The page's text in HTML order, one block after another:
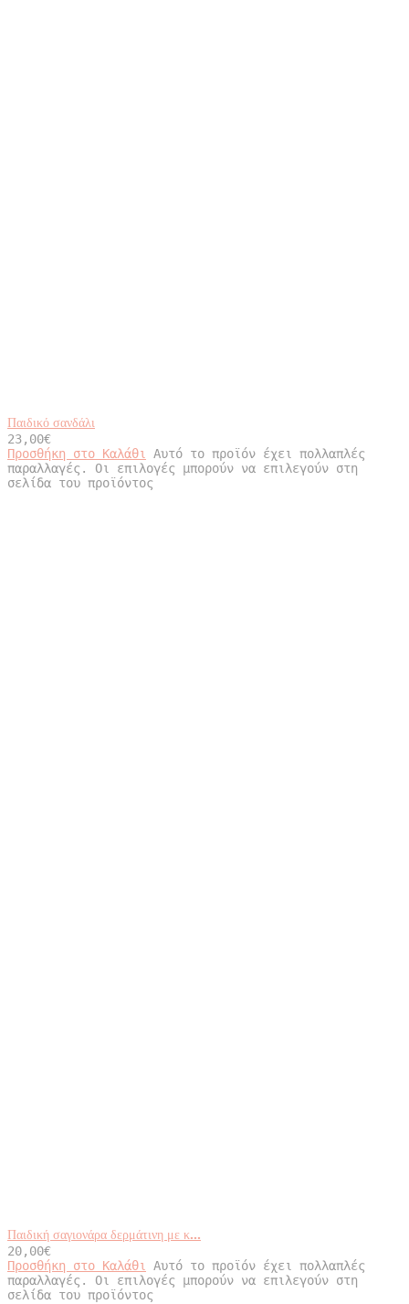
Παιδικό σανδάλι
23,00€
Προσθήκη στο Καλάθι
Αυτό το προϊόν έχει πολλαπλές
παραλλαγές. Οι επιλογές μπορούν να επιλεγούν στη
σελίδα του προϊόντος
Παιδική σαγιονάρα δερμάτινη με κ...
20,00€
Προσθήκη στο Καλάθι
Αυτό το προϊόν έχει πολλαπλές
παραλλαγές. Οι επιλογές μπορούν να επιλεγούν στη
σελίδα του προϊόντος